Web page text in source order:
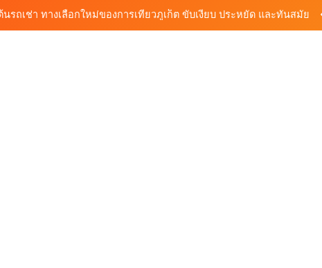
ต้นรถเช่ามอเตอร์ไซค์ภูเก็ต ราคาประหยัด ขี่ง่าย รับรถสะดวก 24 ชั่วโมง